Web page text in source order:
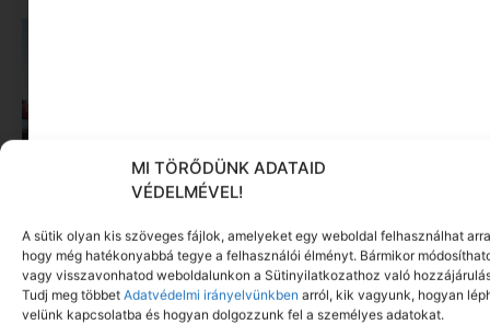
MI TÖRŐDÜNK ADATAID
VÉDELMÉVEL!
A sütik olyan kis szöveges fájlok, amelyeket egy weboldal felhasználhat
hogy még hatékonyabbá tegye a felhasználói élményt. Bármikor
vagy visszavonhatod weboldalunkon a Sütinyilatkozathoz való
Tudj meg többet Adatvédelmi irányelvünkben arról, kik vagyunk, hogyan
velünk kapcsolatba és hogyan dolgozzunk fel a személyes adatokat.
Sziget-bérlet helyett önkéntesség: így jutnak be
fiatalok a fesztiválra
Tovább olvasom »